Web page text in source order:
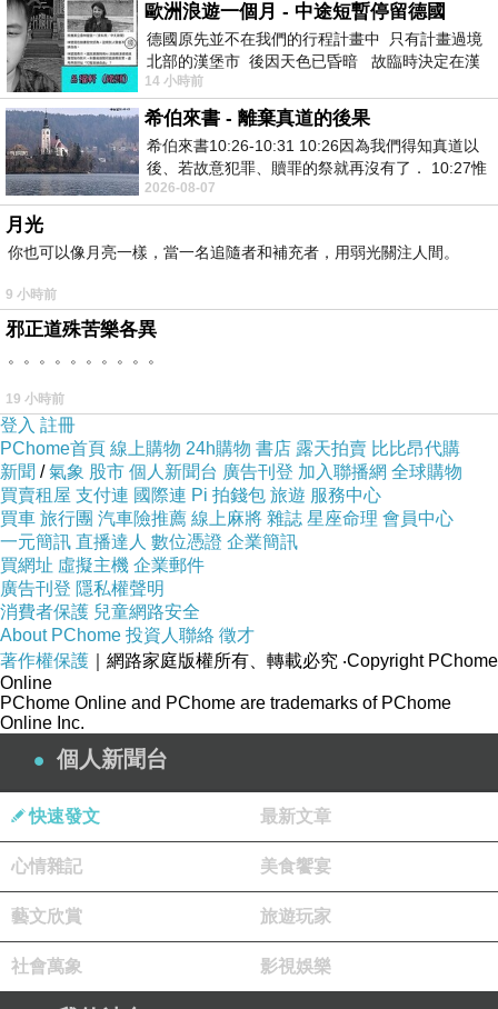
歐洲浪遊一個月 - 中途短暫停留德國
德國原先並不在我們的行程計畫中 只有計畫過境
北部的漢堡市 後因天色已昏暗 故臨時決定在漢
堡市吃晚餐和過夜
14 小時前
希伯來書 - 離棄真道的後果
希伯來書10:26-10:31 10:26因為我們得知真道以
後、若故意犯罪、贖罪的祭就再沒有了． 10:27惟
有戰懼等候審判和那燒滅眾敵人的烈火
2026-08-07
月光
你也可以像月亮一樣，當一名追隨者和補充者，用弱光關注人間。
9 小時前
邪正道殊苦樂各異
。。。。。。。。。。
19 小時前
登入 註冊
PChome首頁 線上購物 24h購物 書店 露天拍賣 比比昂代購
新聞 /氣象 股市 個人新聞台 廣告刊登 加入聯播網 全球購物
買賣租屋 支付連 國際連 Pi 拍錢包 旅遊 服務中心
買車 旅行團 汽車險推薦 線上麻將 雜誌 星座命理 會員中心
一元簡訊 直播達人 數位憑證 企業簡訊
買網址 虛擬主機 企業郵件
廣告刊登 隱私權聲明
消費者保護 兒童網路安全
About PChome 投資人聯絡 徵才
著作權保護 ｜網路家庭版權所有、轉載必究 ‧Copyright PChome
Online
PChome Online and PChome are trademarks of PChome
Online Inc.
個人新聞台
快速發文 最新文章
心情雜記 美食饗宴
藝文欣賞 旅遊玩家
社會萬象 影視娛樂